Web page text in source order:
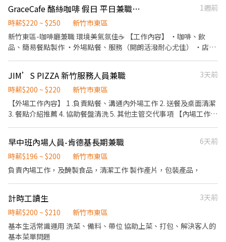
服務員 時薪:230-250 【工作內容】 1、為顧客提供良好的接待與訂
位服務。 2、積極聆聽顧客並瞭解他們的需求，並提供即時的解答
與幫助。 3、專業介紹餐點，同時善於銷售。 ❤每週彈性排班制，
同享有薪年假。 ❤上班當日供應餐點及飲料。 ❤國定假日雙薪，有
自己得到夥伴禮券，來店吃飯更有優惠，上班更真心為你創造自我
價值。 ❤️每季提報『優秀同仁』為自己得到夥伴禮券，來店吃飯更
GraceCafe 酪絲咖啡 假日 平日兼職人員
1週前
時薪$220 ~ $250
新竹市東區
新竹東區-咖啡廳兼職 環境美氣氛佳☕️ 【工作內容】 ・咖啡、飲
品、簡易餐點製作 ・外場點餐、服務（開朗活潑耐心尤佳） ・店內
時間：8:00～15:00（可溝通） 有興趣歡迎應徵聊聊 🙇
JIM’S PIZZA 新竹服務人員兼職
3天前
時薪$200 ~ $220
新竹市東區
【外場工作內容】 1 .負責點餐、溝通內外場工作 2. 送餐及桌面清潔
3. 餐點介紹推薦 4. 協助餐盤清洗 5. 其他主管交代事項 【內場工作內
沒有餐飲經驗也沒關係，只要有願意跟我們一起擴大的心,我們都願
意培養! 兼職 享勞、健、團保/退休金 💰兼職時薪$200（內外場都學
會會調整時薪） 💰全班人員每日補貼100元餐費 兼職做的習慣也歡
早中班內場人員-肯德基長期兼職
6天前
時薪$196 ~ $200
新竹市東區
負責內場工作，及醃製食品，清潔工作 製作產片，包裝產品，
計時工讀生
3天前
時薪$200 ~ $210
新竹市東區
基本生活常識運用 洗菜、備料、帶位 協助上菜、打包、解決客人的
基本菜單問題